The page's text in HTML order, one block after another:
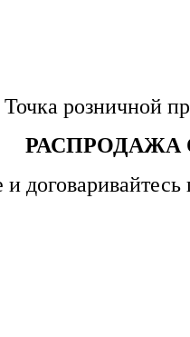
Точка розничной
РАСПРОДАЖА
и